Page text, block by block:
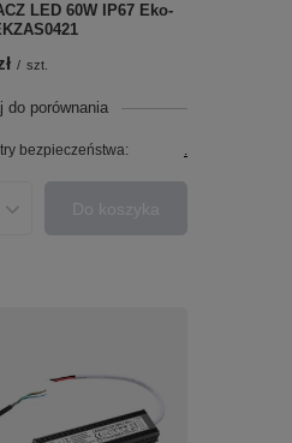
LED 60W IP67 Eko-
/ szt.
do porównania
bezpieczeństwa: .
produktówDo koszyka